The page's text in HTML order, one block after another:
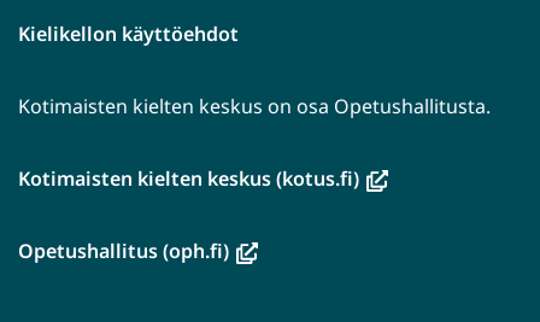
Kielikellon käyttöehdot
Kotimaisten kielten keskus on osa Opetushallitusta.
Kotimaisten kielten keskus (kotus.fi)(avautuu
Opetushallitus (oph.fi)(avautuu